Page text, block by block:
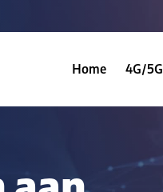
Home 4G/5G